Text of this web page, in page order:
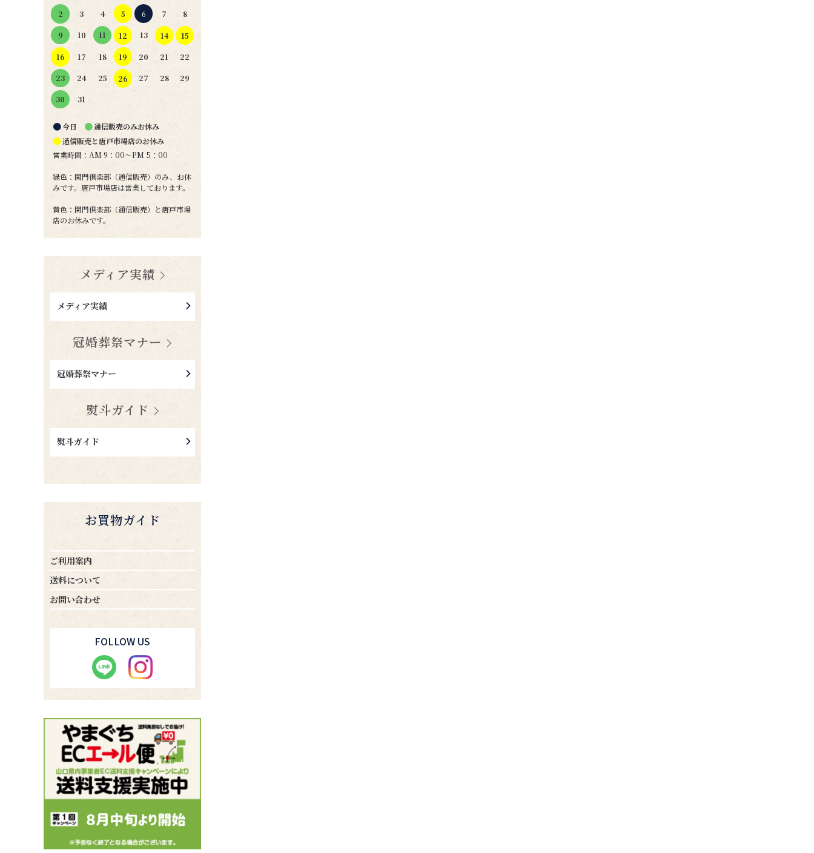
2 3 4 5 6 7 8
9 10 11 12 13 14 15
16 17 18 19 20 21 22
23 24 25 26 27 28 29
30 31
●今日 ●通信販売のみお休み
●通信販売と唐戸市場店のお休み
営業時間：AM 9：00～PM 5：00
緑色：関門倶楽部（通信販売）のみ、お休
みです。唐戸市場店は営業しております。
黄色：関門倶楽部（通信販売）と唐戸市場
店のお休みです。
メディア実績
メディア実績
冠婚葬祭マナー
冠婚葬祭マナー
熨斗ガイド
熨斗ガイド
お買物ガイド
ご利用案内
送料について
お問い合わせ
FOLLOW US